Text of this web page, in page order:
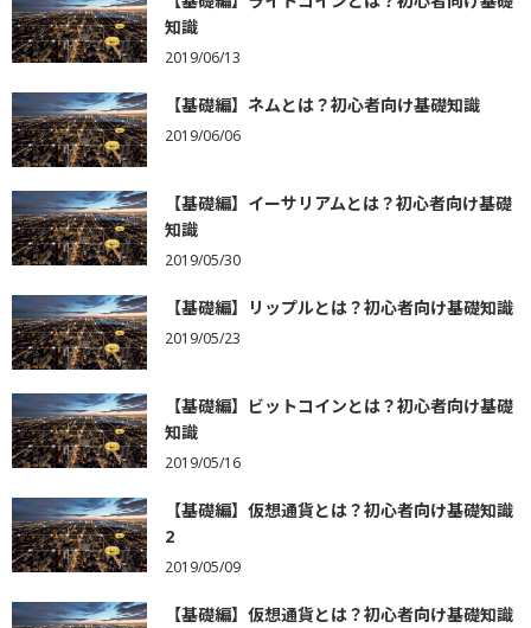
知識
2019/06/13
【基礎編】ネムとは？初心者向け基礎知識
2019/06/06
【基礎編】イーサリアムとは？初心者向け基礎
知識
2019/05/30
【基礎編】リップルとは？初心者向け基礎知識
2019/05/23
【基礎編】ビットコインとは？初心者向け基礎
知識
2019/05/16
【基礎編】仮想通貨とは？初心者向け基礎知識
2
2019/05/09
【基礎編】仮想通貨とは？初心者向け基礎知識